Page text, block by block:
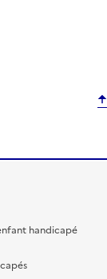
handicapé